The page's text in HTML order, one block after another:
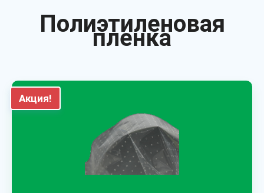
Полиэтиленовая
пленка
Акция!